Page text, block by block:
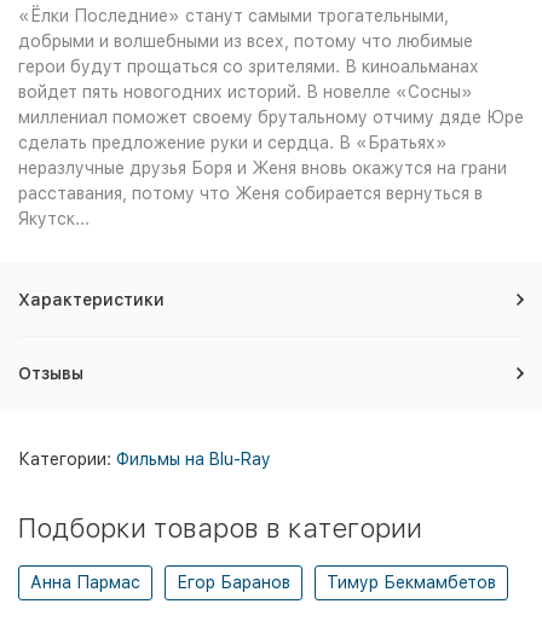
«Ёлки Последние» станут самыми трогательными,
добрыми и волшебными из всех, потому что любимые
герои будут прощаться со зрителями. В киноальманах
войдет пять новогодних историй. В новелле «Сосны»
миллениал поможет своему брутальному отчиму дяде Юре
сделать предложение руки и сердца. В «Братьях»
неразлучные друзья Боря и Женя вновь окажутся на грани
расставания, потому что Женя собирается вернуться в
Якутск...
Характеристики
Отзывы
Категории: Фильмы на Blu-Ray
Подборки товаров в категории
Анна Пармас Егор Баранов Тимур Бекмамбетов